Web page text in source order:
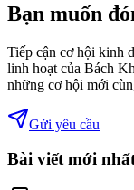
Bạn muốn
Tiếp cận cơ hội kinh
linh hoạt của Bách
những cơ hội mới
Gửi yêu cầu
Bài viết mới